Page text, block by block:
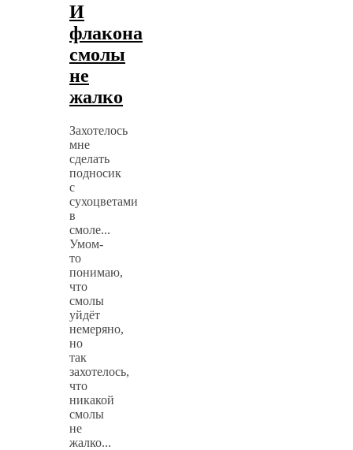
И
флакона
смолы
не
жалко
Захотелось
мне
сделать
подносик
с
сухоцветами
в
смоле...
Умом-
то
понимаю,
что
смолы
уйдёт
немеряно,
но
так
захотелось,
что
никакой
смолы
не
жалко...